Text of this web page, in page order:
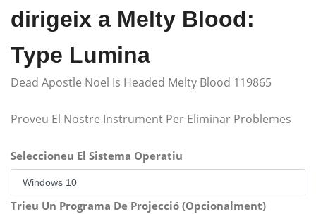
dirigeix ​​a Melty Blood:
Type Lumina
Dead Apostle Noel Is Headed Melty Blood 119865
Proveu El Nostre Instrument Per Eliminar Problemes
Seleccioneu El Sistema Operatiu
Trieu Un Programa De Projecció (Opcionalment)